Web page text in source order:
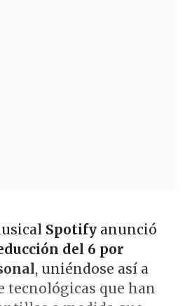
Spotifyanunció
del 6 por
, uniéndose así a
tecnológicas que han